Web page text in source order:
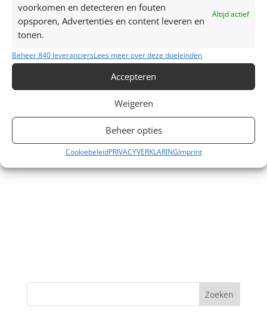
voorkomen en detecteren en fouten
opsporen, Advertenties en content leveren en
tonen.
Altijd actief
Beheer 840 leveranciersLees meer over deze doeleinden
Accepteren
Weigeren
Beheer opties
CookiebeleidPRIVACYVERKLARINGImprint
Mijn naam, e-mail en site opslaan in deze
browser voor de volgende keer wanneer ik een
reactie plaats.